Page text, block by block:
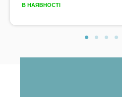
В НАЯВНОСТІ